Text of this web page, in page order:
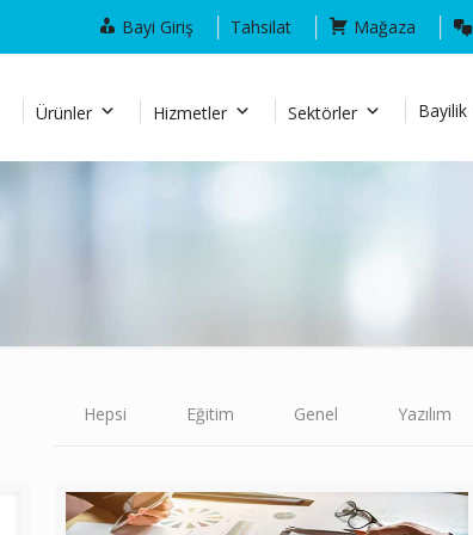
Bayi Giriş Tahsilat Mağaza
Ürünler Hizmetler Sektörler Bayilik
Hepsi Eğitim Genel Yazılım